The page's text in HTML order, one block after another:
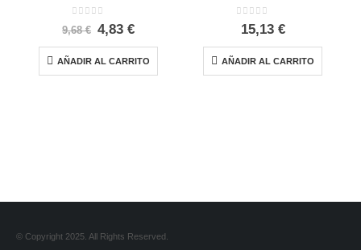
out of 5
9,68€ El
precio
original
era:
9,68 €.
4,83 €El
actual
es:
4,83 €.
AÑADIR AL CARRITO
0out of 5
15,13 €
AÑADIR AL CARRITO
© Copyright 2025. All Rights Reserved.